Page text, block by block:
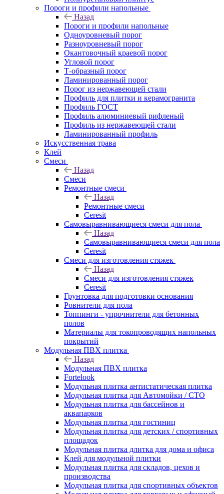
Пороги и профили напольные
Назад
Пороги и профили напольные
Одноуровневый порог
Разноуровневый порог
Окантовочный краевой порог
Угловой порог
Т-образный порог
Ламинированный порог
Порог из нержавеющей стали
Профиль для плитки и керамогранита
Профиль ГОСТ
Профиль алюминиевый рифленый
Профиль из нержавеющей стали
Ламинированный профиль
Искусственная трава
Клей
Смеси
Назад
Смеси
Ремонтные смеси
Назад
Ремонтные смеси
Ceresit
Самовыравнивающиеся смеси для пола
Назад
Самовыравнивающиеся смеси для пола
Ceresit
Смеси для изготовления стяжек
Назад
Смеси для изготовления стяжек
Ceresit
Грунтовка для подготовки основания
Ровнители для пола
Топпинги - упрочнители для бетонных
полов
Материалы для токопроводящих напольных
покрытий
Модульная ПВХ плитка
Назад
Модульная ПВХ плитка
Fortelook
Модульная плитка антистатическая плитка
Модульная плитка для Автомойки / СТО
Модульная плитка для бассейнов и
аквапарков
Модульная плитка для гостиниц
Модульная плитка для детских / спортивных
площадок
Модульная плитка длитка для дома и офиса
Клей для модульной плитки
Модульная плитка для складов, цехов и
производства
Модульная плитка для спортивных объектов